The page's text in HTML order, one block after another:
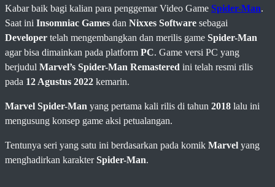
Kabar baik bagi kalian para penggemar Video Game Spider-Man.
Saat ini Insomniac Games dan Nixxes Software sebagai
Developer telah mengembangkan dan merilis game Spider-Man
agar bisa dimainkan pada platform PC. Game versi PC yang
berjudul Marvel’s Spider-Man Remastered ini telah resmi rilis
pada 12 Agustus 2022 kemarin.
Marvel Spider-Man yang pertama kali rilis di tahun 2018 lalu ini
mengusung konsep game aksi petualangan.
Tentunya seri yang satu ini berdasarkan pada komik Marvel yang
menghadirkan karakterSpider-Man.